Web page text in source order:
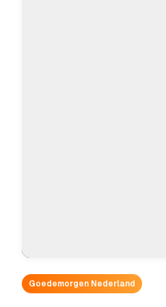
Goedemorgen Nederland